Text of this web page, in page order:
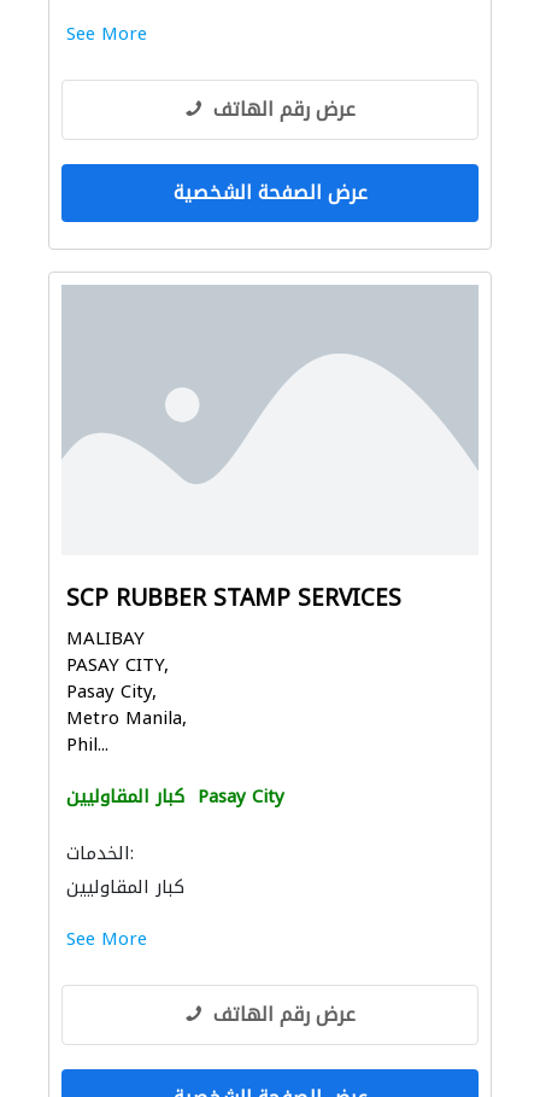
See More
عرض رقم الهاتف
عرض الصفحة الشخصية
SCP RUBBER STAMP SERVICES
MALIBAY
PASAY CITY,
Pasay City,
Metro Manila,
Phil...
كبار المقاوليين Pasay City
الخدمات:
كبار المقاوليين
See More
عرض رقم الهاتف